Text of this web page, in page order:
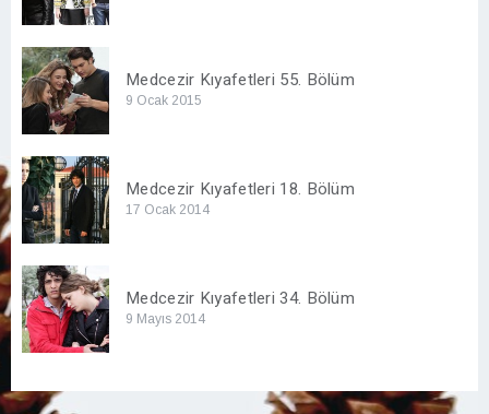
Medcezir Kıyafetleri 55. Bölüm
9 Ocak 2015
Medcezir Kıyafetleri 18. Bölüm
17 Ocak 2014
Medcezir Kıyafetleri 34. Bölüm
9 Mayıs 2014